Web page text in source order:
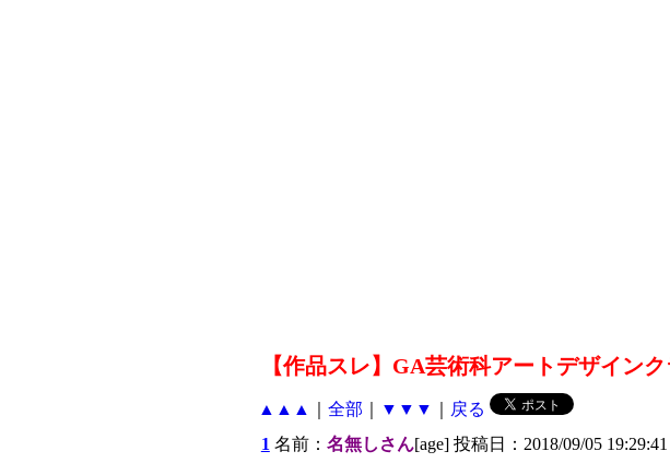
【作品スレ】GA芸術科アートデザイン
▲▲▲ 全部 ▼▼▼
戻る
1 名前： 名無しさん[age] 投稿日：2018/09/05 19:29:41